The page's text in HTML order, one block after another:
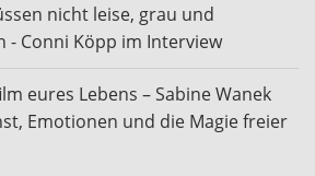
nicht leise, grau und
- Conni Köpp im Interview
eures Lebens – Sabine Wanek
Emotionen und die Magie freier